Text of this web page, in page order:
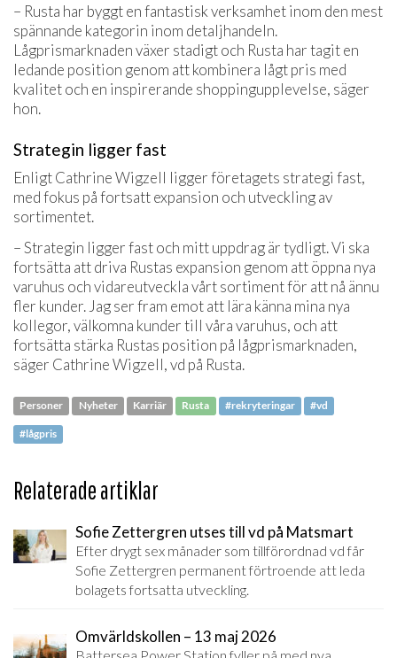
– Rusta har byggt en fantastisk verksamhet inom den mest
spännande kategorin inom detaljhandeln.
Lågprismarknaden växer stadigt och Rusta har tagit en
ledande position genom att kombinera lågt pris med
kvalitet och en inspirerande shoppingupplevelse, säger
hon.
Strategin ligger fast
Enligt Cathrine Wigzell ligger företagets strategi fast,
med fokus på fortsatt expansion och utveckling av
sortimentet.
– Strategin ligger fast och mitt uppdrag är tydligt. Vi ska
fortsätta att driva Rustas expansion genom att öppna nya
varuhus och vidareutveckla vårt sortiment för att nå ännu
fler kunder. Jag ser fram emot att lära känna mina nya
kollegor, välkomna kunder till våra varuhus, och att
fortsätta stärka Rustas position på lågprismarknaden,
säger Cathrine Wigzell, vd på Rusta.
Personer Nyheter Karriär Rusta #rekryteringar #vd
#lågpris
Relaterade artiklar
Sofie Zettergren utses till vd på Matsmart
Efter drygt sex månader som tillförordnad vd får
Sofie Zettergren permanent förtroende att leda
bolagets fortsatta utveckling.
Omvärldskollen – 13 maj 2026